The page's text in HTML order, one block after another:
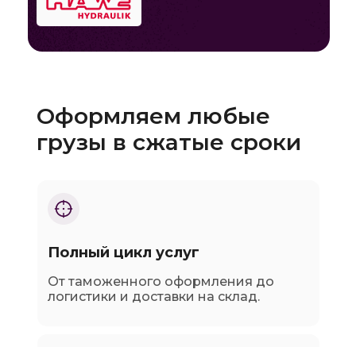
Оформляем любые
грузы в сжатые сроки
Полный цикл услуг
От таможенного оформления до
логистики и доставки на склад.